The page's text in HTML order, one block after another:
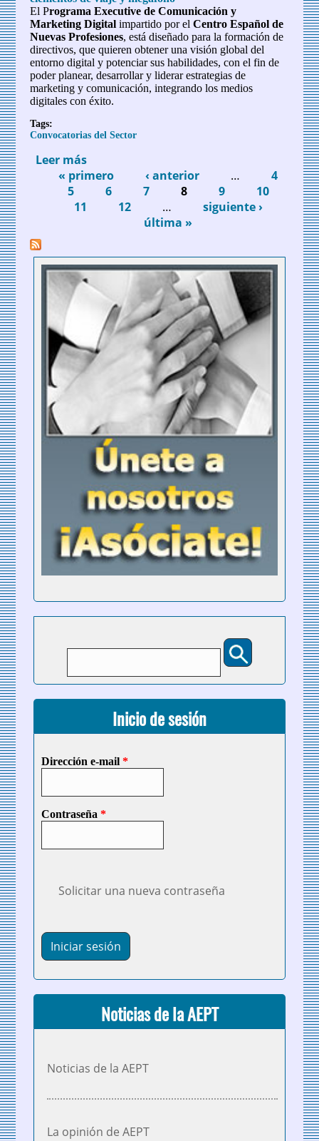
El Programa Executive de Comunicación y
Marketing Digital impartido por elCentro Español de
Nuevas Profesiones, está diseñado para la formación de
directivos, que quieren obtener una visión global del
entorno digital y potenciar sus habilidades, con el fin de
poder planear, desarrollar y liderar estrategias de
marketing y comunicación, integrando los medios
digitales con éxito.
Tags:
Convocatorias del Sector
Leer más sobre Curso Executive de Comunicación
y Marketing Digital en CENP. Descuento
especial del 30% para los asociados a
Páginas
« primero ‹ anterior …
4
5
6 7 8 9
10
11
12 …
siguiente ›
última »
Inicio de sesión
Dirección e-mail *
Contraseña *
Solicitar una nueva contraseña
Noticias de la AEPT
Noticias de la AEPT
La opinión de AEPT